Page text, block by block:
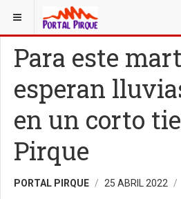
ESTÁ AQUÍ: NOTICIAS
Para este
esperan
en un corto
Pirque
PORTAL PIRQUE 25 ABRIL 2022